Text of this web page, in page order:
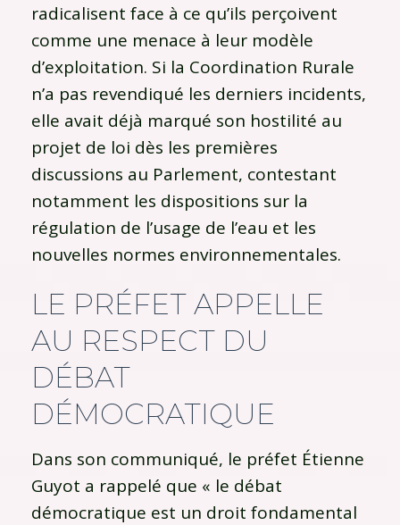
radicalisent face à ce qu’ils perçoivent
comme une menace à leur modèle
d’exploitation. Si la Coordination Rurale
n’a pas revendiqué les derniers incidents,
elle avait déjà marqué son hostilité au
projet de loi dès les premières
discussions au Parlement, contestant
notamment les dispositions sur la
régulation de l’usage de l’eau et les
nouvelles normes environnementales.
LE PRÉFET APPELLE
AU RESPECT DU
DÉBAT
DÉMOCRATIQUE
Dans son communiqué, le préfet Étienne
Guyot a rappelé que « le débat
démocratique est un droit fondamental